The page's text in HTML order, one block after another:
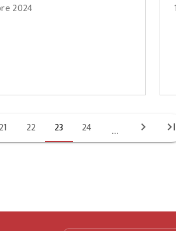
2024
21 22 23 24 ... chevron_right last_page